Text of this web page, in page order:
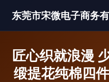
东莞市宋微电子商务
匠心织就浪漫
缎提花纯棉四